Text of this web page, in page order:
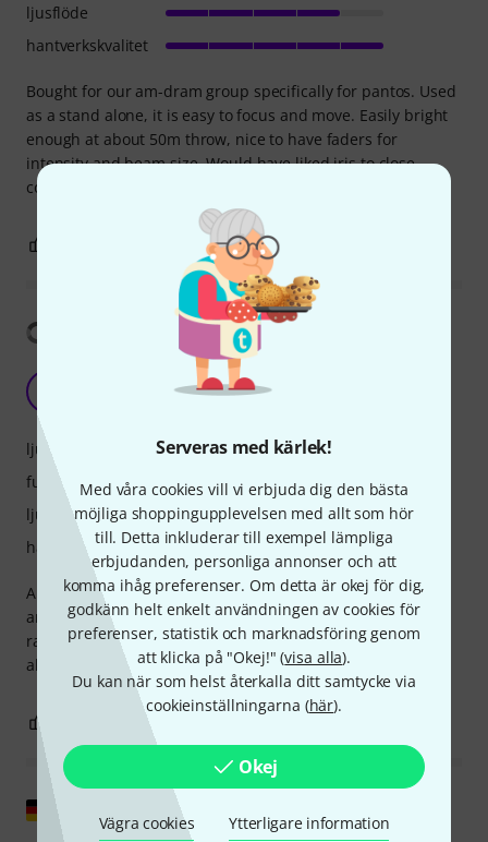
Serveras med kärlek!
Med våra cookies vill vi erbjuda dig den bästa
möjliga shoppingupplevelsen med allt som hör
till. Detta inkluderar till exempel lämpliga
erbjudanden, personliga annonser och att
komma ihåg preferenser. Om detta är okej för dig,
godkänn helt enkelt användningen av cookies för
preferenser, statistik och marknadsföring genom
att klicka på "Okej!" (visa alla).
Du kan när som helst återkalla ditt samtycke via
cookieinställningarna (här).
Okej
Vägra cookies Ytterligare information
Bought for our am-dram group specifically for pantos. Used
as a stand alone, it is easy to focus and move. Easily bright
enough at about 50m throw, nice to have faders for
intensity and beam size. Would have liked iris to close
completely, but excellent otherwise.
ljusflöde
hantverkskvalitet
ANMÄL RECENSION
Visa översättning
Very good followspot
Sean007 17.11.2019
A lovely follow spot we used it for our annual school shows
and it is very effective. Very bright and can be used a long
range from the stage. Easy to use and good functionality
also
ljudnivå
funktioner
ljusflöde
hantverkskvalitet